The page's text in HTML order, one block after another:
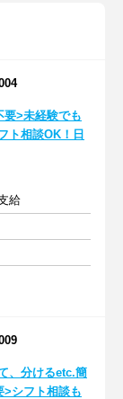
要>未経験でも
ト相談OK！日
給
、分けるetc.簡
>シフト相談も